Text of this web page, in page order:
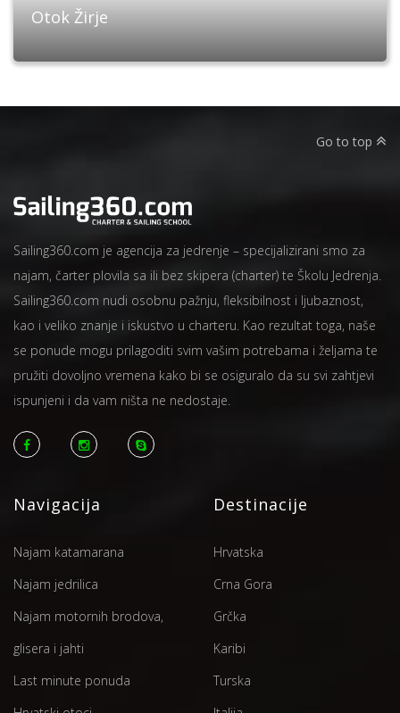
Otok Žirje
Go to top
Sailing360.com je agencija za jedrenje – specijalizirani smo za
najam, čarter plovila sa ili bez skipera (charter) te Školu Jedrenja.
Sailing360.com nudi osobnu pažnju, fleksibilnost i ljubaznost,
kao i veliko znanje i iskustvo u charteru. Kao rezultat toga, naše
se ponude mogu prilagoditi svim vašim potrebama i željama te
pružiti dovoljno vremena kako bi se osiguralo da su svi zahtjevi
ispunjeni i da vam ništa ne nedostaje.
Navigacija
Najam katamarana
Najam jedrilica
Najam motornih brodova,
glisera i jahti
Last minute ponuda
Destinacije
Hrvatska
Crna Gora
Grčka
Karibi
Turska